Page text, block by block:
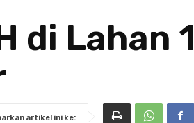
di Lahan 1
artikel ini ke: